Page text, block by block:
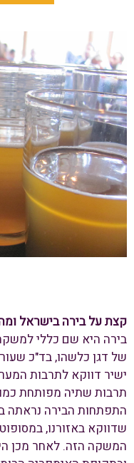
קצת על בירה בישראל
בירה היא שם כללי
של דגן כלשהו, בד"כ
ישיר דווקא לתרבות
תרבות שתיה מפותחת
התפתחות הבירה נראתה
שדווקא באזורנו,
המשקה הזה. לאחר מכן